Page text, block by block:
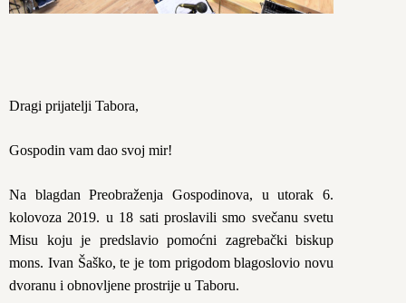
Dragi prijatelji Tabora,
Gospodin vam dao svoj mir!
Na blagdan Preobraženja Gospodinova, u utorak 6.
kolovoza 2019. u 18 sati proslavili smo svečanu svetu
Misu koju je predslavio pomoćni zagrebački biskup
mons. Ivan Šaško, te je tom prigodom blagoslovio novu
dvoranu i obnovljene prostrije u Taboru.